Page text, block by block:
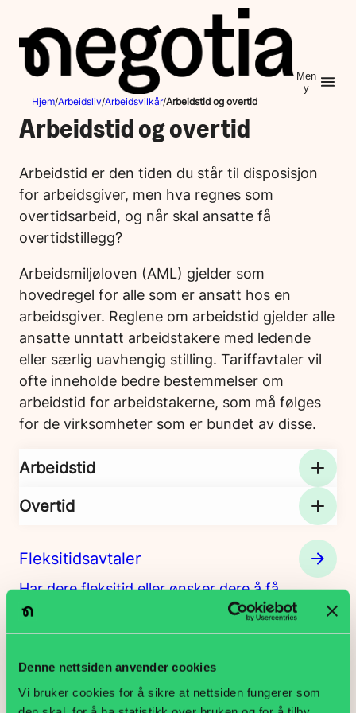
Denne nettsiden anvender cookies
Vi bruker cookies for å sikre at nettsiden fungerer som
innhold
Men
y
Hjem/Arbeidsliv/Arbeidsvilkår/Arbeidstid og overtid
Arbeidstid og overtid
Arbeidstid er den tiden du står til disposisjon
for arbeidsgiver, men hva regnes som
overtidsarbeid, og når skal ansatte få
overtidstillegg?
Arbeidsmiljøloven (AML) gjelder som
hovedregel for alle som er ansatt hos en
arbeidsgiver. Reglene om arbeidstid gjelder alle
ansatte unntatt arbeidstakere med ledende
eller særlig uavhengig stilling. Tariffavtaler vil
ofte inneholde bedre bestemmelser om
arbeidstid for arbeidstakerne, som må følges
for de virksomheter som er bundet av disse.
Arbeidstid
Overtid
Fleksitidsavtaler
Har dere fleksitid eller ønsker dere å få
fleksitid i bedriften?
Skal tiden du bruker på arbeidsreiser
anses som arbeidstid? Og har du krav på